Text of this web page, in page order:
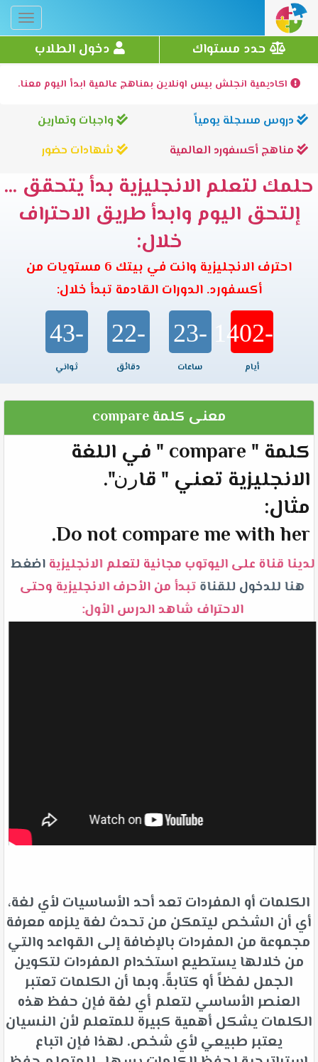
حدد مستواك دخول الطلاب
اكاديمية انجلش بيس اونلاين بمناهج عالمية ابدأ اليوم معنا.
دروس مسجلة يومياً
واجبات وتمارين
مناهج أكسفورد العالمية
شهادات حضور
حلمك لتعلم الانجليزية بدأ يتحقق ...
إلتحق اليوم وابدأ طريق الاحتراف
خلال:
احترف الانجليزية وانت في بيتك 6 مستويات من
أكسفورد. الدورات القادمة تبدأ خلال:
-1402
أيام
-23
ساعات
-22
دقائق
-43
ثواني
معنى كلمة compare
كلمة " compare " في اللغة
الانجليزية تعني " ﻗﺎﺭﻥ".
مثال:
Do not compare me with her.
لدينا قناة على اليوتوب مجانية لتعلم الانجليزيةاضغط
هنا للدخول للقناة تبدأ من الأحرف الانجليزية وحتى
الاحتراف شاهد الدرس الأول:
الكلمات أو المفردات تعد أحد الأساسيات لأي لغة،
أي أن الشخص ليتمكن من تحدث لغة يلزمه معرفة
مجموعة من المفردات بالإضافة إلى القواعد والتي
من خلالها يستطيع استخدام المفردات لتكوين
الجمل لفظاً أو كتابةً. وبما أن الكلمات تعتبر
العنصر الأساسي لتعلم أي لغة فإن حفظ هذه
الكلمات يشكل أهمية كبيرة للمتعلم لأن النسيان
يعتبر طبيعي لأي شخص. لهذا فإن اتباع